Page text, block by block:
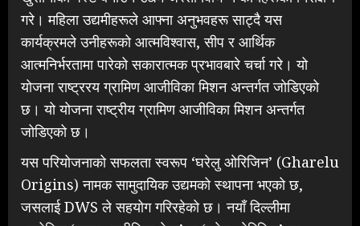
गरे। महिला उद्यमीहरूले आफ्ना अनुभवहरू साट्दै यस
कार्यक्रमले उनीहरूको आत्मविश्वास, सीप र आर्थिक
आत्मनिर्भरतामा पारेको सकारात्मक प्रभावबारे चर्चा गरे। यो
योजना राष्ट्ररय ग्रामिण आजीविका मिशन अन्तर्गत जोडिएको
छ। यो योजना राष्ट्रीय ग्रामिण आजीविका मिशन अन्तर्गत
जोडिएको छ।
यस परियोजनाको सफलता स्वरूप ‘घरेलु ओरिजिन’ (Gharelu
Origins) नामक सामुदायिक उद्यमको स्थापना भएको छ,
जसलाई DWS ले सहयोग गरिरहेको छ। नयाँ दिल्लीमा